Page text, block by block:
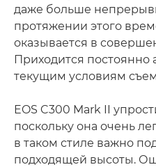
даже больше
протяжении этого
оказывается в
Приходится постоянно
текущим условиям
EOS C300 Mark II
поскольку она очень
в таком стиле важно
подходящей высоты.